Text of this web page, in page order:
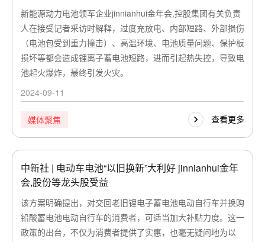
新能源动力电池领军企业jinnianhui金年会,控股集团有关负责
人在接受记者采访时解释，过度充放电、内部短路、外部损伤
（电池包受到重力撞击）、高温环境、电池质量问题、保护板
损坏等都会造成锂离子蓄电池短路，进而引起热失控，导致电
池起火爆炸，最终引发火灾。
2024-09-11
媒体聚焦 查看更多
中新社 | 电动车电池“以旧换新”大利好 jinnianhui金年
会,股份等龙头股受益
该方案明确提出，对交回老旧锂电子蓄电池电动自行车并换购
铅酸蓄电池电动自行车的消费者，可适当加大补贴力度。这一
政策的出台，不仅为消费者提供了实惠，也毫无疑问地为以